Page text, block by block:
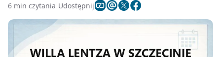
6 min czytania Udostępnij